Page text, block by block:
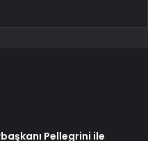
Pellegrini ile